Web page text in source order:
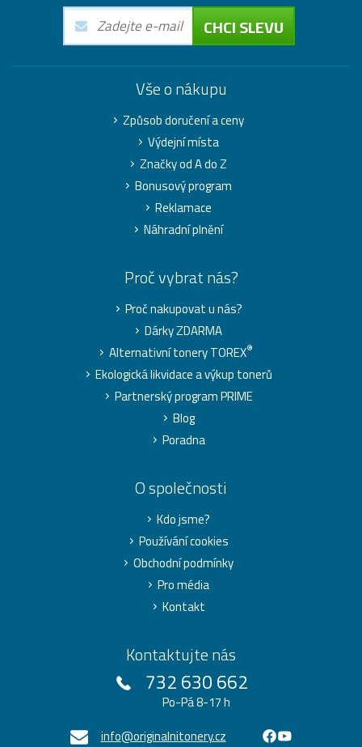
CHCI SLEVU
Vše o nákupu
Způsob doručení a ceny
Výdejní místa
Značky od A do Z
Bonusový program
Reklamace
Náhradní plnění
Proč vybrat nás?
Proč nakupovat u nás?
Dárky ZDARMA
Alternativní tonery TOREX®
Ekologická likvidace a výkup tonerů
Partnerský program PRIME
Blog
Poradna
O společnosti
Kdo jsme?
Používání cookies
Obchodní podmínky
Pro média
Kontakt
Kontaktujte nás
732 630 662
Po-Pá 8-17 h
info@originalnitonery.cz